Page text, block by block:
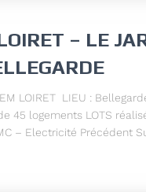
– LE
LOIRET LIEU :
45 logements LOTS
– Electricité Précédent